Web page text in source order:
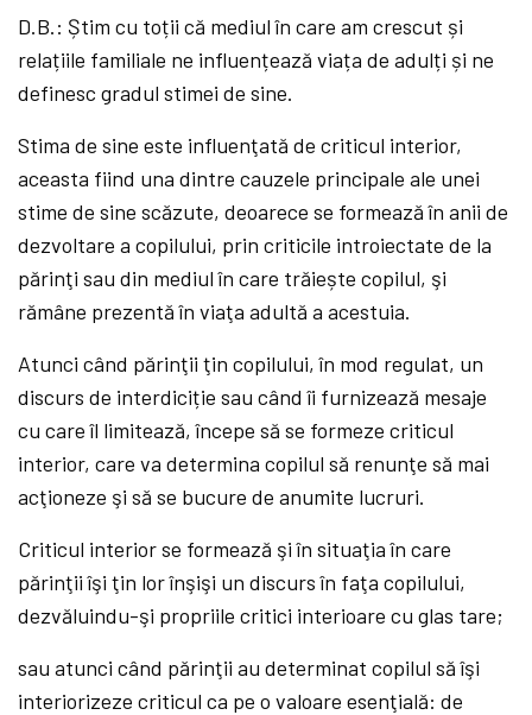
D.B.: Știm cu toții că mediul în care am crescut și
relațiile familiale ne influențează viața de adulți și ne
definesc gradul stimei de sine.
Stima de sine este influenţată de criticul interior,
aceasta fiind una dintre cauzele principale ale unei
stime de sine scăzute, deoarece se formează în anii de
dezvoltare a copilului, prin criticile introiectate de la
părinţi sau din mediul în care trăiește copilul, şi
rămâne prezentă în viaţa adultă a acestuia.
Atunci când părinţii ţin copilului, în mod regulat, un
discurs de interdiciție sau când îi furnizează mesaje
cu care îl limitează, începe să se formeze criticul
interior, care va determina copilul să renunţe să mai
acţioneze şi să se bucure de anumite lucruri.
Criticul interior se formează şi în situaţia în care
părinţii îşi ţin lor înşişi un discurs în faţa copilului,
dezvăluindu-şi propriile critici interioare cu glas tare;
sau atunci când părinţii au determinat copilul să îşi
interiorizeze criticul ca pe o valoare esenţială: de